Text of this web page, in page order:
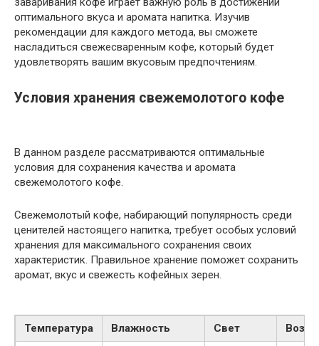
оптимального вкуса и аромата напитка. Изучив
рекомендации для каждого метода, вы сможете
насладиться свежесваренным кофе, который будет
удовлетворять вашим вкусовым предпочтениям.
Условия хранения свежемолотого кофе
В данном разделе рассматриваются оптимальные
условия для сохранения качества и аромата
свежемолотого кофе.
Свежемолотый кофе, набирающий популярность среди
ценителей настоящего напитка, требует особых условий
хранения для максимального сохранения своих
характеристик. Правильное хранение поможет сохранить
аромат, вкус и свежесть кофейных зерен.
Температура Влажность Свет